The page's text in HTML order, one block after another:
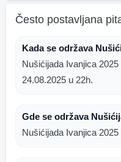
Često postavljana
Kada se održava
Nušićijada Ivanjica
24.08.2025 u 22h.
Gde se održava
Nušićijada Ivanjica